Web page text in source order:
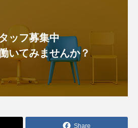
ッフ募集中
いてみませんか？
Share